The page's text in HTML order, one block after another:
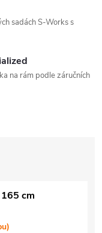
sadách S-Works s
na rám podle záručních
cm